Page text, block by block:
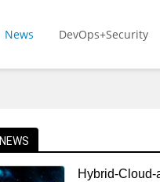
News DevOps+Security
NEWS
Hybrid-Cloud-